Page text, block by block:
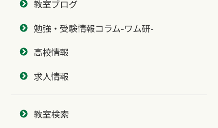
教室ブログ
勉強・受験情報コラム-ワム研-
高校情報
求人情報
教室検索